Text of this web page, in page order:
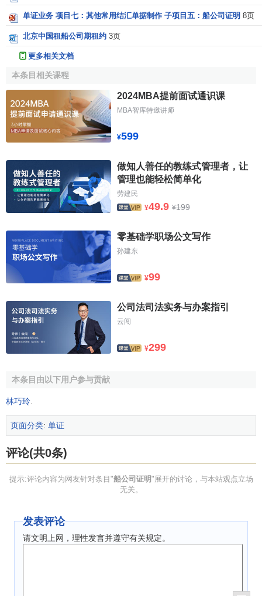
单证业务 项目七：其他常用结汇单据制作 子项目五：船公司证明 8页
北京中国租船公司期租约 3页
更多相关文档
本条目相关课程
2024MBA提前面试通识课
MBA智库特邀讲师
¥599
做知人善任的教练式管理者，让
管理也能轻松简单化
劳建民
¥49.9 ¥199
零基础学职场公文写作
孙建东
¥99
公司法司法实务与办案指引
云闯
¥299
本条目由以下用户参与贡献
林巧玲
页面分类: 单证
评论(共0条)
提示:评论内容为网友针对条目"船公司证明"展开的讨论，与本站观点立场
无关。
发表评论
请文明上网，理性发言并遵守有关规定。